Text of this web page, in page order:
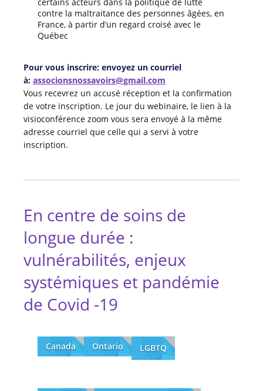
contre la maltraitance des personnes âgées, en
France, à partir d’un regard croisé avec le
Québec
Pour vous inscrire: envoyez un courriel
à: associonsnossavoirs@gmail.com
Vous recevrez un accusé réception et la confirmation
de votre inscription. Le jour du webinaire, le lien à la
visioconférence zoom vous sera envoyé à la même
adresse courriel que celle qui a servi à votre
inscription.
En centre de soins de
longue durée :
vulnérabilités, enjeux
systémiques et pandémie
de Covid -19
Canada Ontario LGBTQ